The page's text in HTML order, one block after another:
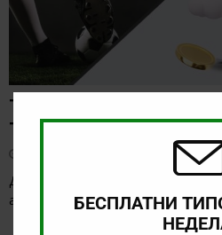
ТИП НА ДЕНОТ
ТУРКУ – ВАДУС
Денес има солидна понуда за
анализираме дуелот од
БЕСПЛАТНИ